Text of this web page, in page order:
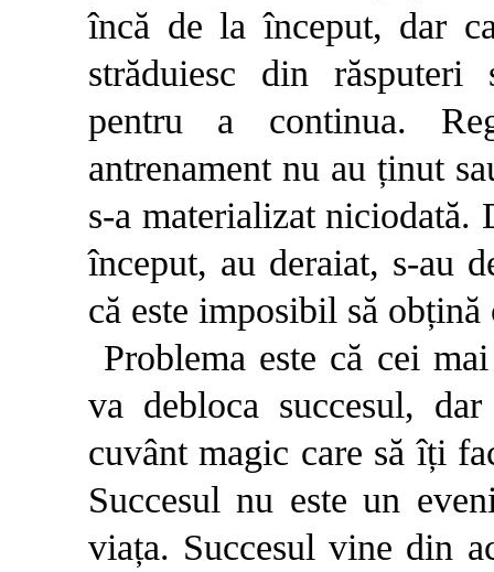
încă de la început, dar
străduiesc din răsputeri
pentru a continua.
antrenament nu au ținut
s-a materializat niciodată.
început, au deraiat, s-au
că este imposibil să obțină
Problema este că cei
va debloca succesul,
cuvânt magic care să îți
Succesul nu este un
viața. Succesul vine din